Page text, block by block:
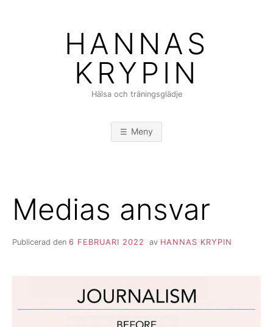
HANNAS
KRYPIN
Hälsa och träningsglädje
Meny
Medias ansvar
Publicerad den 6 FEBRUARI 2022 av HANNAS KRYPIN